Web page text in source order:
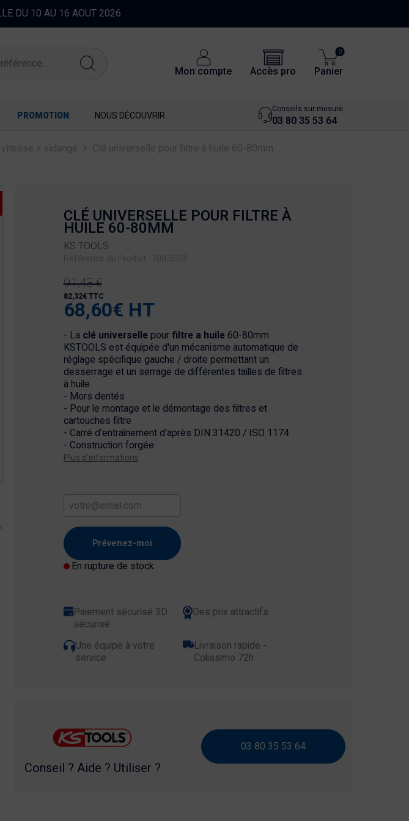
DU 10 AU 16 AOUT 2026
Mon compte Panier
0
Accès pro
PROMOTION NOUS DÉCOUVRIR
Conseils sur mesure
03 80 35 53 64
+ vidange Clé universelle pour filtre à huile 60-80mm
CLÉ UNIVERSELLE POUR FILTRE À
HUILE 60-80MM
KS TOOLS
91,43 €
68,60€ HT
82,32€ TTC
- La clé universelle pour filtre a huile 60-80mm
KSTOOLS est équipée d'un mécanisme automatique de
réglage spécifique gauche / droite permettant un
desserrage et un serrage de différentes tailles de filtres
à huile
- Mors dentés
- Pour le montage et le démontage des filtres et
cartouches filtre
- Carré d'entraînement d'après DIN 31420 / ISO 1174
- Construction forgée
Plus d'informations
Prévenez-moi
En rupture de stock
Paiement sécurisé 3D
sécurisé
Des prix attractifs
Une équipe à votre
service
Livraison rapide -
Colissimo 72h
Conseil ? Aide ? Utiliser ?
03 80 35 53 64